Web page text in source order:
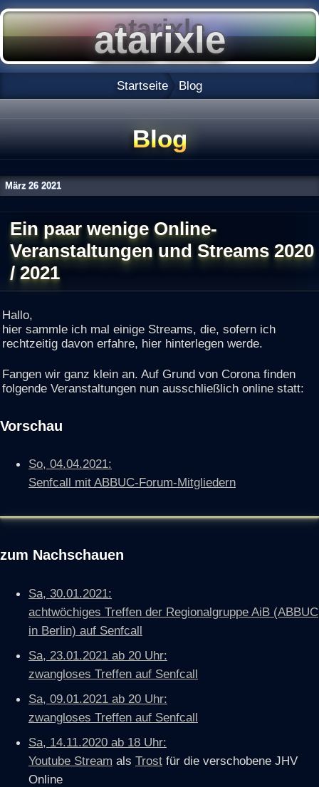
Startseite Blog
Blog
März 26 2021
Ein paar wenige Online-
Veranstaltungen und Streams 2020
/ 2021
Hallo,
hier sammle ich mal einige Streams, die, sofern ich
rechtzeitig davon erfahre, hier hinterlegen werde.
Fangen wir ganz klein an. Auf Grund von Corona finden
folgende Veranstaltungen nun ausschließlich online statt:
Vorschau
So, 04.04.2021:
Senfcall mit ABBUC-Forum-Mitgliedern
zum Nachschauen
Sa, 30.01.2021:
achtwöchiges Treffen der Regionalgruppe AiB (ABBUC
in Berlin) auf Senfcall
Sa, 23.01.2021 ab 20 Uhr:
zwangloses Treffen auf Senfcall
Sa, 09.01.2021 ab 20 Uhr:
zwangloses Treffen auf Senfcall
Sa, 14.11.2020 ab 18 Uhr:
Youtube Stream als Trost für die verschobene JHV
Online